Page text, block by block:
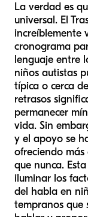
La verdad es
universal. El
increíblemente
cronograma
lenguaje entre
niños autistas
típica o cerca
retrasos
permanecer
vida. Sin
y el apoyo se
ofreciendo
que nunca.
iluminar los
del habla en
tempranos que